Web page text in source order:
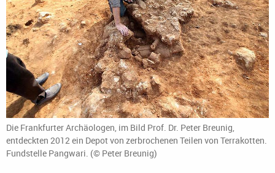
Die Frankfurter Archäologen, im Bild Prof. Dr. Peter Breunig,
entdeckten 2012 ein Depot von zerbrochenen Teilen von Terrakotten.
Fundstelle Pangwari. (© Peter Breunig)